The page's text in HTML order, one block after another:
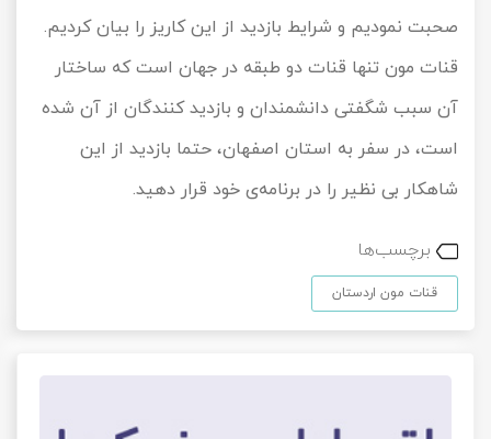
صحبت نمودیم و شرایط بازدید از این کاریز را بیان کردیم.
قنات مون تنها قنات دو طبقه در جهان است که ساختار
آن سبب شگفتی دانشمندان و بازدید کنندگان از آن شده
است، در سفر به استان اصفهان، حتما بازدید از این
شاهکار بی نظیر را در برنامه‌ی خود قرار دهید.
برچسب‌ها
قنات مون اردستان